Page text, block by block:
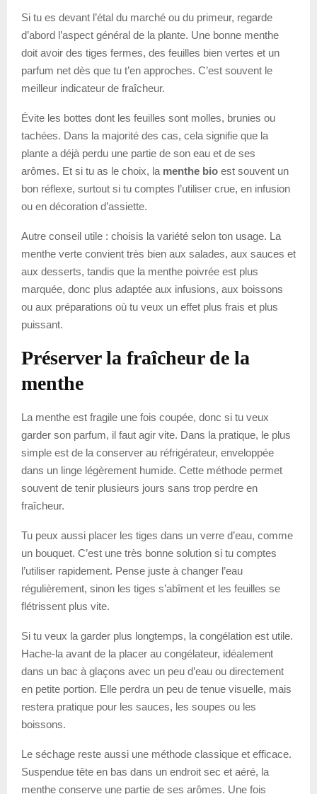
Si tu es devant l’étal du marché ou du primeur, regarde
d’abord l’aspect général de la plante. Une bonne menthe
doit avoir des tiges fermes, des feuilles bien vertes et un
parfum net dès que tu t’en approches. C’est souvent le
meilleur indicateur de fraîcheur.
Évite les bottes dont les feuilles sont molles, brunies ou
tachées. Dans la majorité des cas, cela signifie que la
plante a déjà perdu une partie de son eau et de ses
arômes. Et si tu as le choix, la menthe bio est souvent un
bon réflexe, surtout si tu comptes l’utiliser crue, en infusion
ou en décoration d’assiette.
Autre conseil utile : choisis la variété selon ton usage. La
menthe verte convient très bien aux salades, aux sauces et
aux desserts, tandis que la menthe poivrée est plus
marquée, donc plus adaptée aux infusions, aux boissons
ou aux préparations où tu veux un effet plus frais et plus
puissant.
Préserver la fraîcheur de la
menthe
La menthe est fragile une fois coupée, donc si tu veux
garder son parfum, il faut agir vite. Dans la pratique, le plus
simple est de la conserver au réfrigérateur, enveloppée
dans un linge légèrement humide. Cette méthode permet
souvent de tenir plusieurs jours sans trop perdre en
fraîcheur.
Tu peux aussi placer les tiges dans un verre d’eau, comme
un bouquet. C’est une très bonne solution si tu comptes
l’utiliser rapidement. Pense juste à changer l’eau
régulièrement, sinon les tiges s’abîment et les feuilles se
flétrissent plus vite.
Si tu veux la garder plus longtemps, la congélation est utile.
Hache-la avant de la placer au congélateur, idéalement
dans un bac à glaçons avec un peu d’eau ou directement
en petite portion. Elle perdra un peu de tenue visuelle, mais
restera pratique pour les sauces, les soupes ou les
boissons.
Le séchage reste aussi une méthode classique et efficace.
Suspendue tête en bas dans un endroit sec et aéré, la
menthe conserve une partie de ses arômes. Une fois